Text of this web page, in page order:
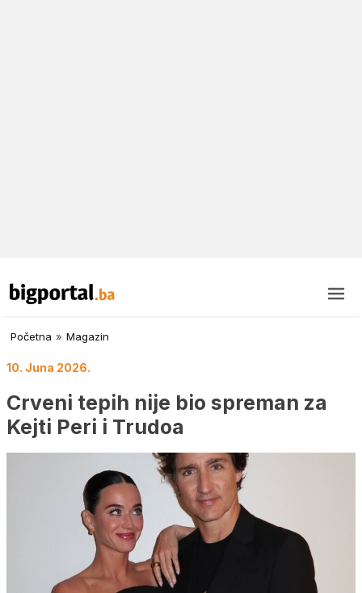
Početna » Magazin
10. Juna 2026.
Crveni tepih nije bio spreman za
Kejti Peri i Trudoa